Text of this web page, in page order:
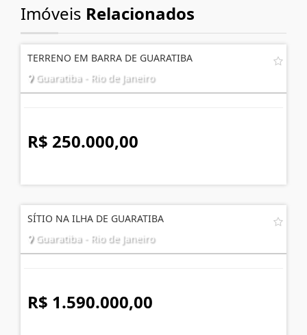
Imóveis Relacionados
TERRENO EM BARRA DE GUARATIBA
Guaratiba - Rio de Janeiro
R$ 250.000,00
SÍTIO NA ILHA DE GUARATIBA
Guaratiba - Rio de Janeiro
R$ 1.590.000,00